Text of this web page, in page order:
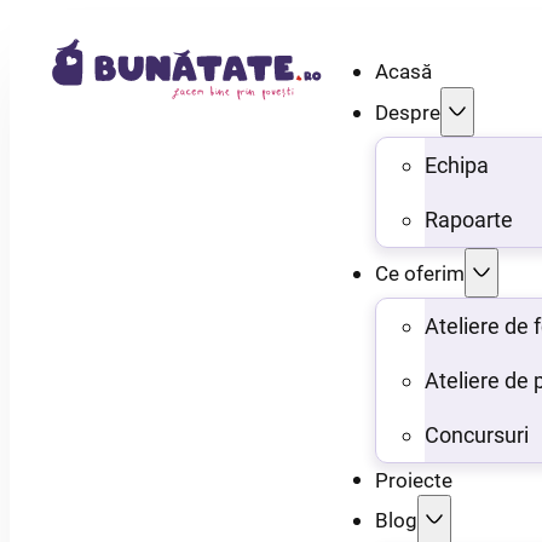
Acasă
Despre
Echipa
Rapoarte
Ce oferim
Ateliere de
Ateliere de
Concursuri
Proiecte
Blog